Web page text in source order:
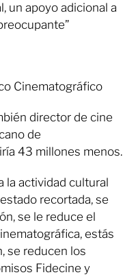
un apoyo adicional a
Cinematográfico
director de cine
de
43 millones menos.
la actividad cultural
recortada, se
se le reduce el
estás
se reducen los
Fidecine y